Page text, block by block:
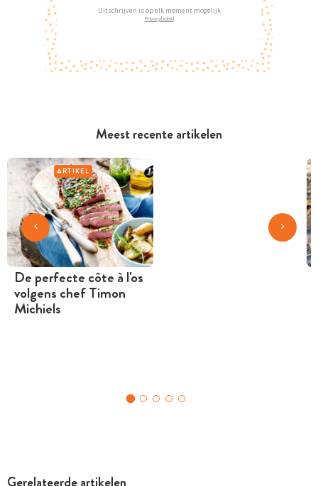
Meest recente artikelen
ARTIKEL
De perfecte côte à l'os
volgens chef Timon
Michiels
Uitschrijven is op elk moment mogelijk
Privacybeleid
Gerelateerde artikelen